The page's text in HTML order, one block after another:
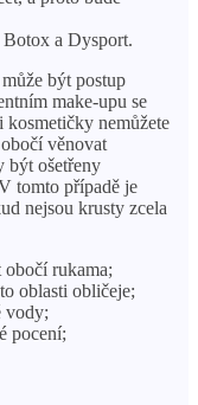
a Dysport.
být postup
make-upu se
nemůžete
věnovat
být ošetřeny
tomto případě je
nejsou krusty zcela
obočí rukama;
oblasti obličeje;
vody;
pocení;